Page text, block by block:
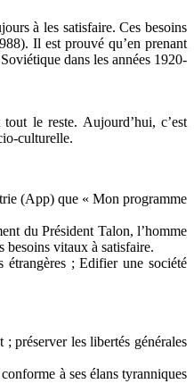
à les satisfaire. Ces besoins
Il est prouvé qu’en prenant
dans les années 1920-
le reste. Aujourd’hui, c’est
culturelle.
(App) que « Mon programme
du Président Talon, l’homme
besoins vitaux à satisfaire.
étrangères ; Edifier une société
préserver les libertés générales
à ses élans tyranniques